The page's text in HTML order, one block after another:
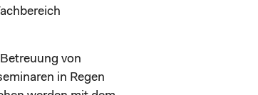
von
in Regen